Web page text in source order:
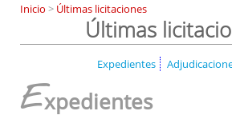
Inicio > Últimas licitaciones
Últimas
Expedientes
Expedientes